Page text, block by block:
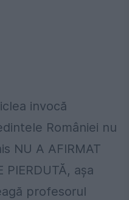
invocă
României nu
NU A AFIRMAT
PIERDUTĂ, așa
profesorul